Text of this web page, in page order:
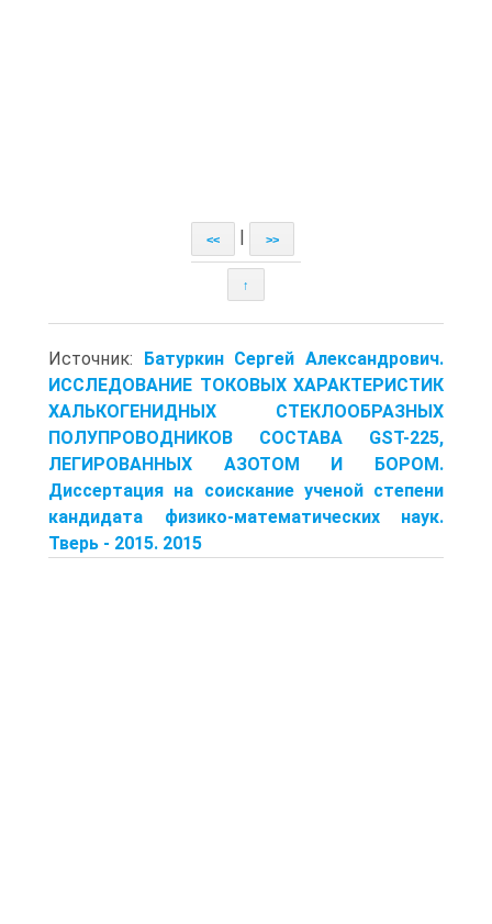
<< >>
↑
Источник: Батуркин Сергей Александрович.
ИССЛЕДОВАНИЕ ТОКОВЫХ ХАРАКТЕРИСТИК
ХАЛЬКОГЕНИДНЫХ СТЕКЛООБРАЗНЫХ
ПОЛУПРОВОДНИКОВ СОСТАВА GST-225,
ЛЕГИРОВАННЫХ АЗОТОМ И БОРОМ.
Диссертация на соискание ученой степени
кандидата физико-математических наук.
Тверь - 2015. 2015